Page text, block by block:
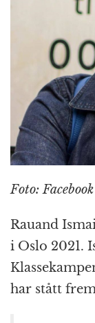
Foto: Facebook
Rauand
i Oslo 2021.
har stått